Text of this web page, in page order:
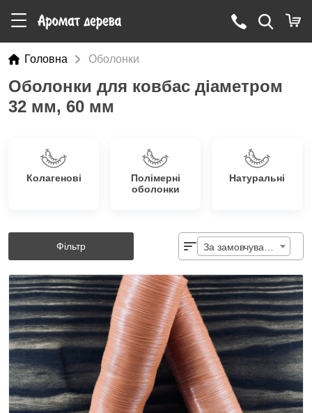
Головна Оболонки
Оболонки для ковбас діаметром
32 мм, 60 мм
Колагенові
Полімерні
оболонки
Натуральні
Фільтр